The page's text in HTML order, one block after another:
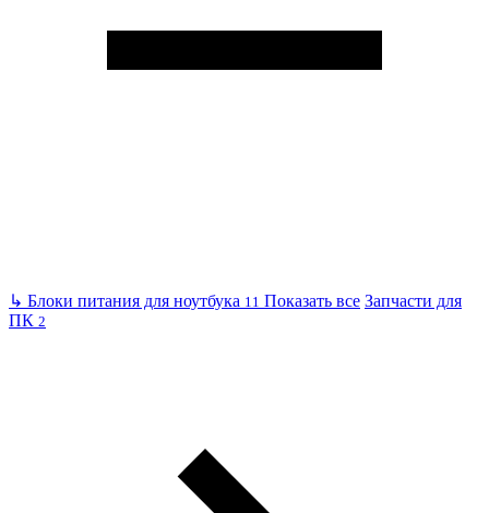
↳ Блоки питания для ноутбука 11 Показать все Запчасти для
ПК 2